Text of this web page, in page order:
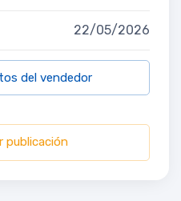
22/05/2026
del vendedor
publicación